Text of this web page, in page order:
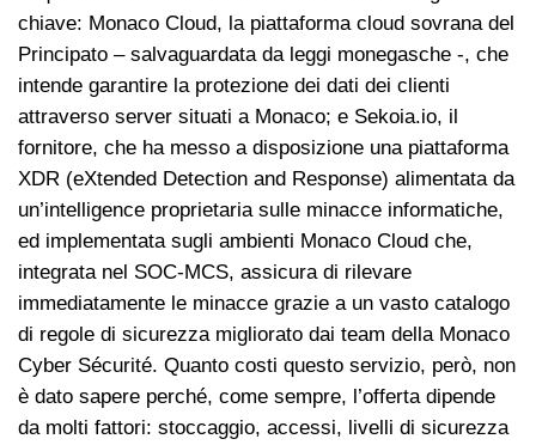
chiave: Monaco Cloud, la piattaforma cloud sovrana del
Principato – salvaguardata da leggi monegasche -, che
intende garantire la protezione dei dati dei clienti
attraverso server situati a Monaco; e Sekoia.io, il
fornitore, che ha messo a disposizione una piattaforma
XDR (eXtended Detection and Response) alimentata da
un’intelligence proprietaria sulle minacce informatiche,
ed implementata sugli ambienti Monaco Cloud che,
integrata nel SOC-MCS, assicura di rilevare
immediatamente le minacce grazie a un vasto catalogo
di regole di sicurezza migliorato dai team della Monaco
Cyber Sécurité. Quanto costi questo servizio, però, non
è dato sapere perché, come sempre, l’offerta dipende
da molti fattori: stoccaggio, accessi, livelli di sicurezza